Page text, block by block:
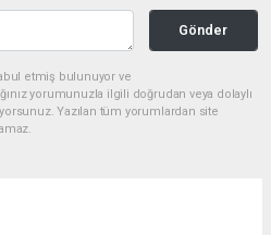
Gönder
etmiş bulunuyor ve
yorumunuzla ilgili doğrudan veya dolaylı
Yazılan tüm yorumlardan site